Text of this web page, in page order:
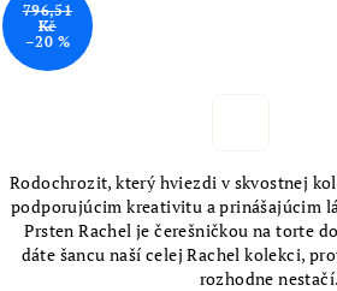
Rodochrozit, který hviezdi v skvostnej
podporujúcim kreativitu a prinášajúcim
Prsten Rachel je čerešničkou na torte
dáte šancu naší celej Rachel kolekci,
rozhodne nestačí.
796,51
Kč
–20 %